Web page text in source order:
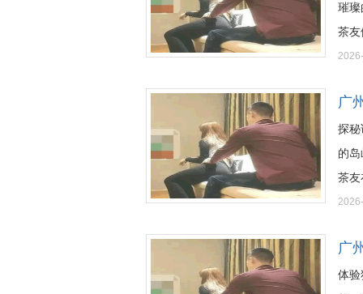
璀璨
茶
广
探秘
的
茶
广
体验